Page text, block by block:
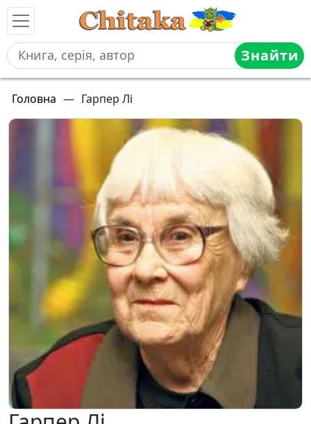
Знайти
Головна — Гарпер Лі